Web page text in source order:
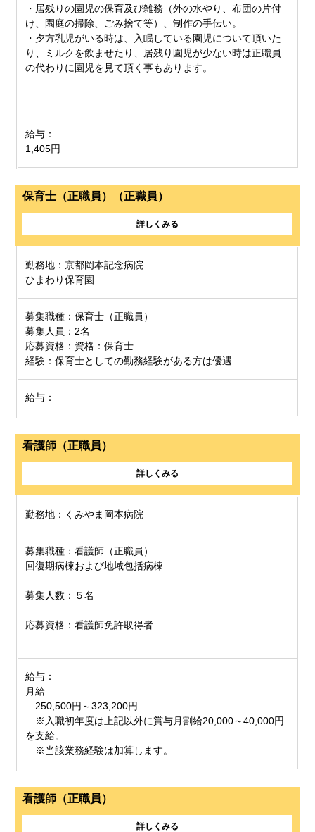
・居残りの園児の保育及び雑務（外の水やり、 布団の片付
け、園庭の掃除、ごみ捨て等）、制作の手伝い。
・夕方乳児がいる時は、入眠している園児について頂いた
り、
ミルクを飲ませたり、居残り園児が少ない時は正職員
の代わりに園児を見て頂く事もあります。
給与：
1,405円
保育士（正職員）（正職員）
詳しくみる
勤務地：京都岡本記念病院
ひまわり保育園
募集職種：保育士（正職員）
募集人員：2名
応募資格：資格：保育士
経験：保育士としての勤務経験がある方は優遇
給与：
看護師（正職員）
詳しくみる
勤務地：くみやま岡本病院
募集職種：看護師（正職員）
回復期病棟および地域包括病棟
募集人数：５名
応募資格：看護師免許取得者
給与：
月給
250,500円～323,200円
※入職初年度は上記以外に賞与月割給20,000～40,000円
を支給。
※当該業務経験は加算します。
看護師（正職員）
詳しくみる